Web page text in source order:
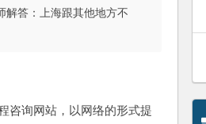
解答：上海跟其他地方不
咨询网站，以网络的形式提